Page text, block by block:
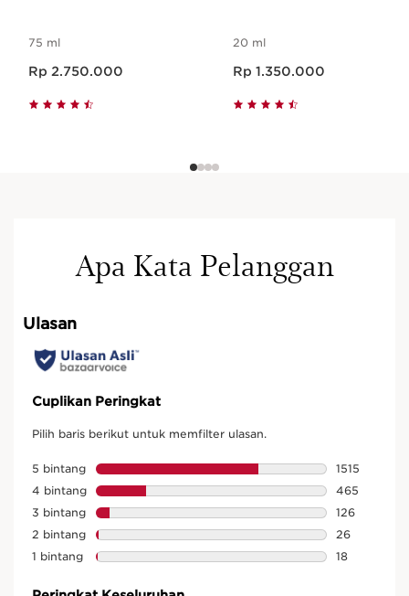
75 ml
Rp 2.750.000
20 ml
Rp 1.350.000
Apa Kata Pelanggan